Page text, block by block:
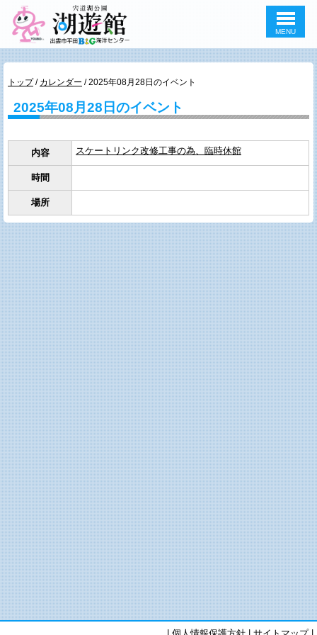
このページの本文へ
MENU
現
の
位
トップ/ カレンダー /2025年08月28日のイベント
2025年08月28日のイベント
内容 スケートリンク改修工事の為、臨時休館
時間
場所